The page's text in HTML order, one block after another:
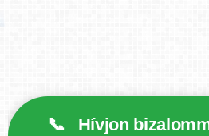
📞
Hívjon